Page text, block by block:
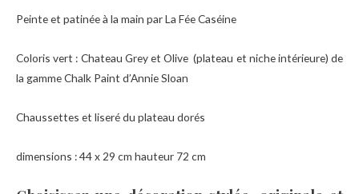
Peinte et patinée à la main par La Fée Caséine
Coloris vert : Chateau Grey et Olive (plateau et niche intérieure) de
la gamme Chalk Paint d’Annie Sloan
Chaussettes et liseré du plateau dorés
dimensions : 44 x 29 cm hauteur 72 cm